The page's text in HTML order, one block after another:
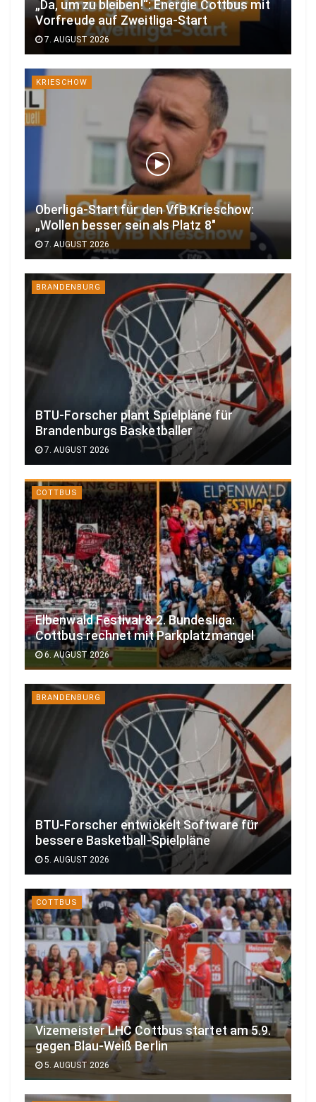
„Da, um zu bleiben!“: Energie Cottbus mit
Vorfreude auf Zweitliga-Start
7. AUGUST 2026
KRIESCHOW
Oberliga-Start für den VfB Krieschow:
„Wollen besser sein als Platz 8″
7. AUGUST 2026
BRANDENBURG
BTU-Forscher plant Spielpläne für
Brandenburgs Basketballer
7. AUGUST 2026
COTTBUS
Elbenwald Festival & 2. Bundesliga:
Cottbus rechnet mit Parkplatzmangel
6. AUGUST 2026
BRANDENBURG
BTU-Forscher entwickelt Software für
bessere Basketball-Spielpläne
5. AUGUST 2026
COTTBUS
Vizemeister LHC Cottbus startet am 5.9.
gegen Blau-Weiß Berlin
5. AUGUST 2026